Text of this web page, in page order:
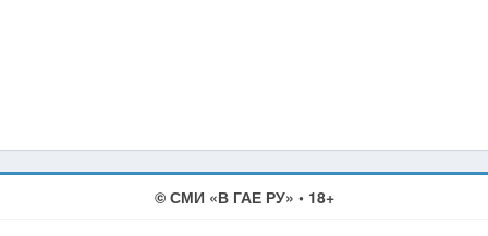
© СМИ «В ГАЕ РУ» • 18+